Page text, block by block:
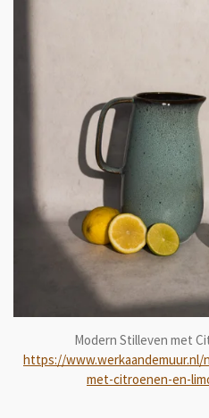
Modern Stilleven met
https://
met-citroenen-en-